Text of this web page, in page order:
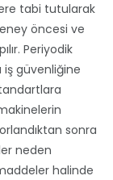
tabi tutularak
öncesi ve
Periyodik
iş güvenliğine
sonra
neden
halinde